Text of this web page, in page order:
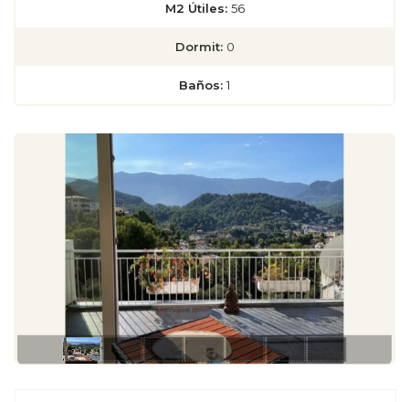
M2 Útiles: 56
Dormit: 0
Baños: 1